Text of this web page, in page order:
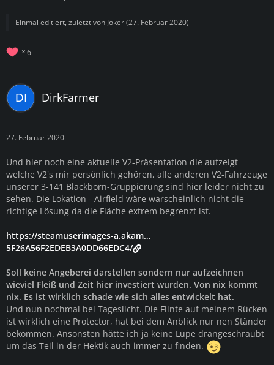
Einmal editiert, zuletzt von Joker(27. Februar 2020)
6
DirkFarmer
27. Februar 2020
Und hier noch eine aktuelle V2-Präsentation die aufzeigt
welche V2's mir persönlich gehören, alle anderen V2-Fahrzeuge
unserer 3-141 Blackborn-Gruppierung sind hier leider nicht zu
sehen. Die Lokation - Airfield wäre warscheinlich nicht die
richtige Lösung da die Fläche extrem begrenzt ist.
https://steamuserimages-a.akam…
5F26A56F2EDEB3A0DD66EDC4/
Soll keine Angeberei darstellen sondern nur aufzeichnen
wieviel Fleiß und Zeit hier investiert wurden. Von nix kommt
nix. Es ist wirklich schade wie sich alles entwickelt hat.
Und nun nochmal bei Tageslicht. Die Flinte auf meinem Rücken
ist wirklich eine Protector, hat bei dem Anblick nur nen Ständer
bekommen. Ansonsten hätte ich ja keine Lupe drangeschraubt
um das Teil in der Hektik auch immer zu finden.